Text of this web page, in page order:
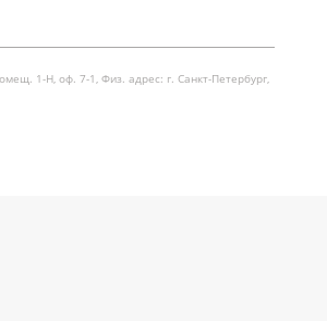
1-Н, оф. 7-1, Физ. адрес: г. Санкт-Петербург,